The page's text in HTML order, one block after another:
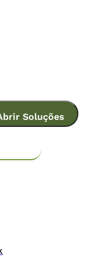
Soluções